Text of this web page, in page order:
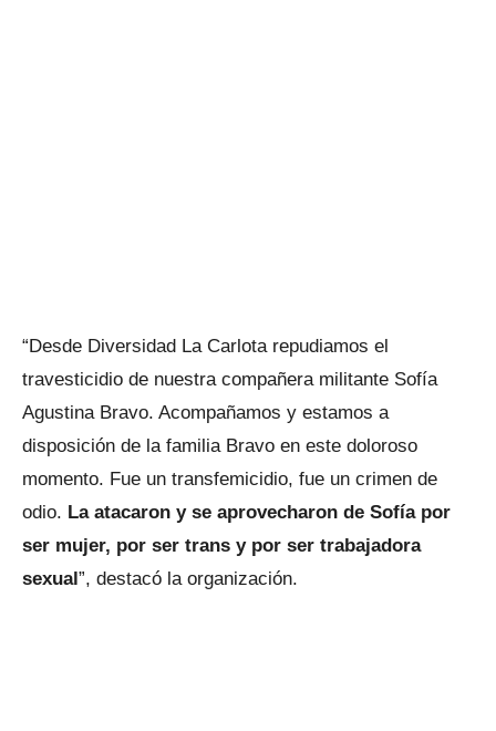
“Desde Diversidad La Carlota repudiamos el
travesticidio de nuestra compañera militante Sofía
Agustina Bravo. Acompañamos y estamos a
disposición de la familia Bravo en este doloroso
momento. Fue un transfemicidio, fue un crimen de
odio. La atacaron y se aprovecharon de Sofía por
ser mujer, por ser trans y por ser trabajadora
sexual”, destacó la organización.